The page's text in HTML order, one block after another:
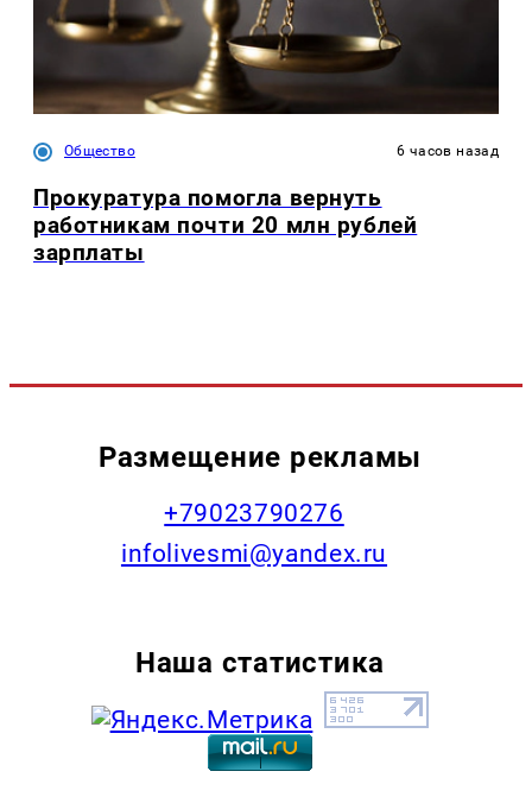
Общество 6 часов назад
Прокуратура помогла вернуть
работникам почти 20 млн рублей
зарплаты
Размещение рекламы
+79023790276
infolivesmi@yandex.ru
Наша статистика